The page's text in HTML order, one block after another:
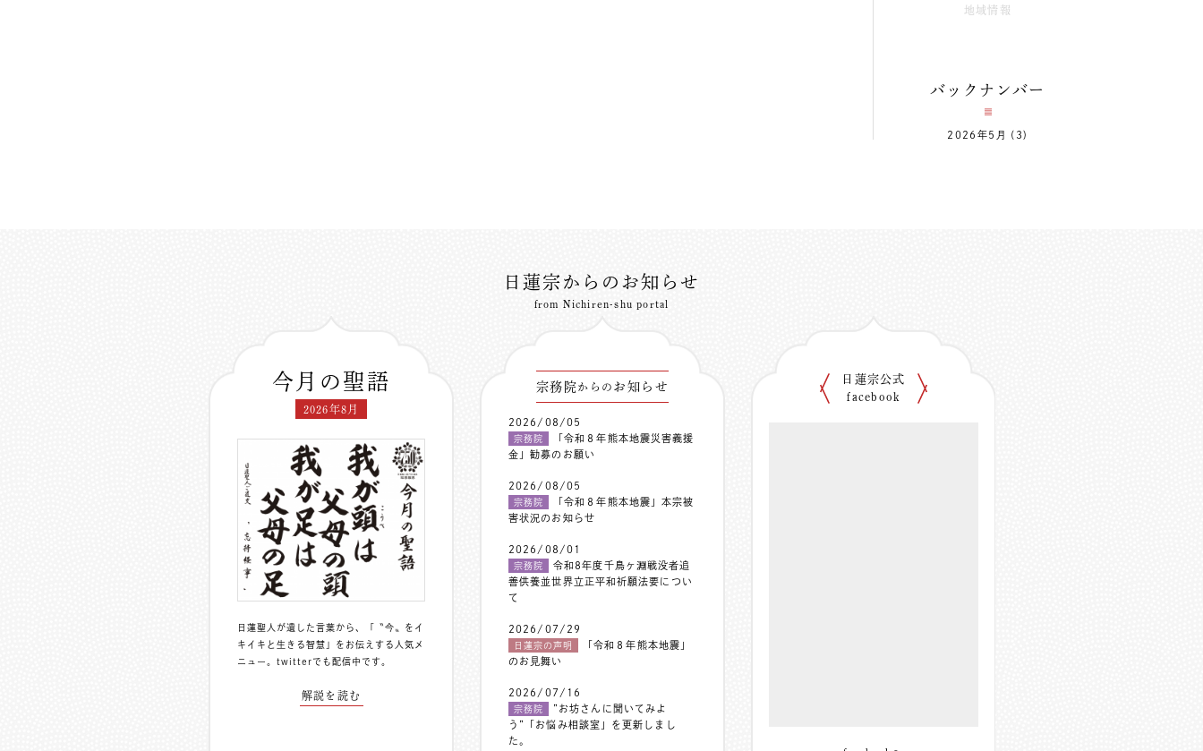
地域情報
バックナンバー
2026年5月 (3)
日蓮宗からのお知らせ
from Nichiren-shu portal
今月の聖語
2026年8月
日蓮聖人が遺した言葉から、「〝今〟をイ
キイキと生きる智慧」をお伝えする人気メ
ニュー。 twitterでも配信中 です。
解説を読む
宗務院からの お知らせ
2026/08/05
宗務院
「令和８年熊本地震災害義援
金」勧募のお願い
2026/08/05
宗務院
「令和８年熊本地震」本宗被
害状況のお知らせ
2026/08/01
宗務院
令和8年度千鳥ヶ淵戦没者追
善供養並世界立正平和祈願法要につい
て
2026/07/29
日蓮宗の声明
「令和８年熊本地震」
のお見舞い
2026/07/16
宗務院
”お坊さんに聞いてみよ
う”「お悩み相談室」を更新しまし
た。
日蓮宗公式
facebook